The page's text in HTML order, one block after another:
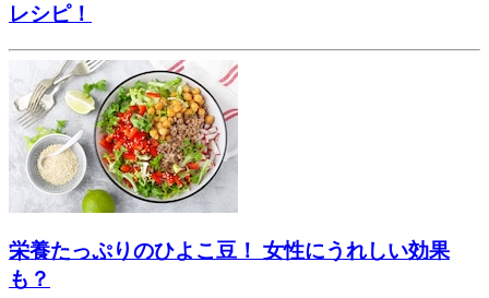
レシピ！
栄養たっぷりのひよこ豆！ 女性にうれしい効果
も？